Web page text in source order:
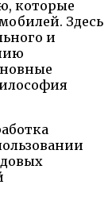
которые
Здесь
и